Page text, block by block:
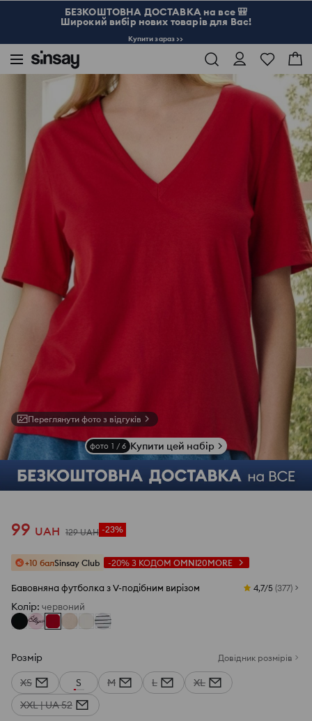
БЕЗКОШТОВНА ДОСТАВКА на все 🎒
Широкий вибір нових товарів для Вас!
Купити зараз >>
Жінка Бавовняна футболка з V-подібним вирізом
Переглянути фото з відгуків
фото 1 / 6 Купити цей набір
99 UAH 129 UAH -23%
+10 балSinsay Club -20% З КОДОМ OMNI20MORE
Бавовняна футболка з V-подібним вирізом 4,7/5 (377)
Колір: червоний
Розмір Довідник розмірів
XS S M L
XL
XXL | UA 52